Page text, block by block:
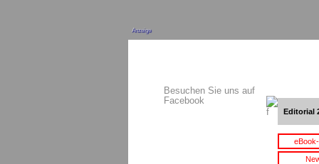
Anzeige
Besuchen Sie uns auf
Facebook
Editorial